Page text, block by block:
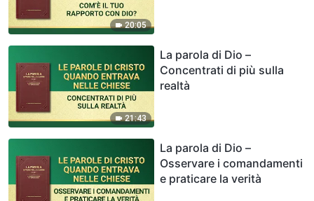
20:05
21:43
La parola di Dio –
Concentrati di più sulla
realtà
La parola di Dio –
Osservare i comandamenti
e praticare la verità